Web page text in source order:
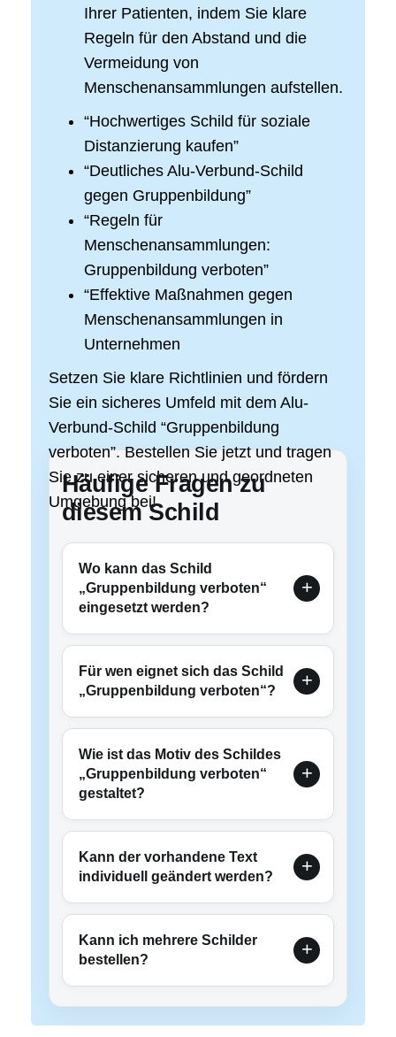
Ihrer Patienten, indem Sie klare
Regeln für den Abstand und die
Vermeidung von
Menschenansammlungen aufstellen.
“Hochwertiges Schild für soziale
Distanzierung kaufen”
“Deutliches Alu-Verbund-Schild
gegen Gruppenbildung”
“Regeln für
Menschenansammlungen:
Gruppenbildung verboten”
“Effektive Maßnahmen gegen
Menschenansammlungen in
Unternehmen
Setzen Sie klare Richtlinien und fördern
Sie ein sicheres Umfeld mit dem Alu-
Verbund-Schild “Gruppenbildung
verboten”. Bestellen Sie jetzt und tragen
Sie zu einer sicheren und geordneten
Umgebung bei!
Häufige Fragen zu
diesem Schild
Wo kann das Schild
„Gruppenbildung verboten“
eingesetzt werden?
Für wen eignet sich das Schild
„Gruppenbildung verboten“?
Wie ist das Motiv des Schildes
„Gruppenbildung verboten“
gestaltet?
Kann der vorhandene Text
individuell geändert werden?
Kann ich mehrere Schilder
bestellen?